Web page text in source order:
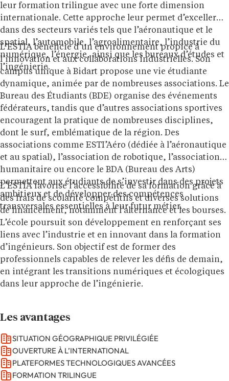
leur formation trilingue avec une forte dimension
internationale. Cette approche leur permet d’exceller
dans des secteurs variés tels que l’aéronautique et le
spatial, l’automobile, l’agroalimentaire, l’industrie du
numérique, l’énergie, ainsi que les bureaux d’études et
l’ingénierie.
L’ESTIA bénéficie d’un environnement propice à
l’innovation et aux collaborations industrielles. Son
campus unique à Bidart propose une vie étudiante
dynamique, animée par de nombreuses associations. Le
Bureau des Étudiants (BDE) organise des événements
fédérateurs, tandis que d’autres associations sportives
encouragent la pratique de nombreuses disciplines,
dont le surf, emblématique de la région. Des
associations comme ESTI’Aéro (dédiée à l’aéronautique
et au spatial), l’association de robotique, l’association
humanitaire ou encore le BDA (Bureau des Arts)
permettent aux étudiants de s’investir dans des projets
ambitieux et de développer des compétences
transversales essentielles à leur futur métier.
L’ESTIA favorise l’accessibilité de sa formation grâce à
des frais de scolarité compétitifs et diverses solutions
de financement, notamment l’alternance et les bourses.
L’école poursuit son développement en renforçant ses
liens avec l’industrie et en innovant dans la formation
d’ingénieurs. Son objectif est de former des
professionnels capables de relever les défis de demain,
en intégrant les transitions numériques et écologiques
dans leur approche de l’ingénierie.
Les avantages
SITUATION GÉOGRAPHIQUE PRIVILÉGIÉE
OUVERTURE À L’INTERNATIONAL
PLATEFORMES TECHNOLOGIQUES AVANCÉES
FORMATION TRILINGUE